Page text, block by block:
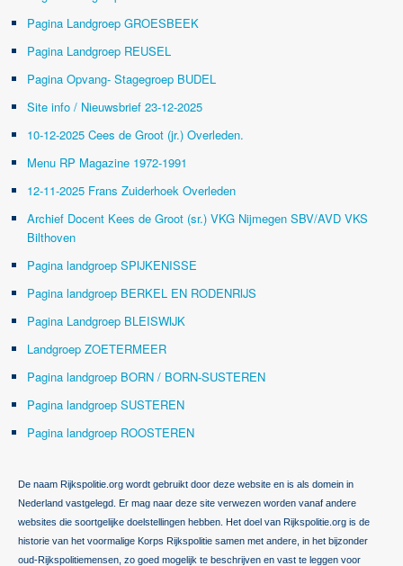
Pagina Landgroep GROESBEEK
Pagina Landgroep REUSEL
Pagina Opvang- Stagegroep BUDEL
Site info / Nieuwsbrief 23-12-2025
10-12-2025 Cees de Groot (jr.) Overleden.
Menu RP Magazine 1972-1991
12-11-2025 Frans Zuiderhoek Overleden
Archief Docent Kees de Groot (sr.) VKG Nijmegen SBV/AVD VKS
Bilthoven
Pagina landgroep SPIJKENISSE
Pagina landgroep BERKEL EN RODENRIJS
Pagina Landgroep BLEISWIJK
Landgroep ZOETERMEER
Pagina landgroep BORN / BORN-SUSTEREN
Pagina landgroep SUSTEREN
Pagina landgroep ROOSTEREN
De naam Rijkspolitie.org wordt gebruikt door deze website en is als domein in
Nederland vastgelegd. Er mag naar deze site verwezen worden vanaf andere
websites die soortgelijke doelstellingen hebben. Het doel van Rijkspolitie.org is de
historie van het voormalige Korps Rijkspolitie samen met andere, in het bijzonder
oud-Rijkspolitiemensen, zo goed mogelijk te beschrijven en vast te leggen voor